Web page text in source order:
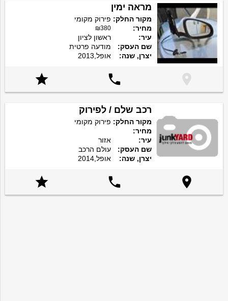
מראה ימין
מקור החלק: פירוק מקומי
מחיר:
₪380
עיר:
ראשון לציון
שם העסק:
מודעה פרטית
יצרן, שנה:
אופל,2013



רכב שלם / לפירוק
מקור החלק: פירוק מקומי
מחיר:
עיר:
אזור
שם העסק:
עולם הרכב
יצרן, שנה:
אופל,2014


